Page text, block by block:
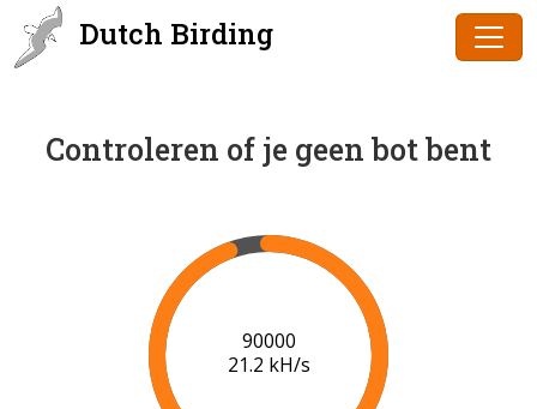
Dutch Birding
Controleren of je geen bot bent
91000
21.2 kH/s